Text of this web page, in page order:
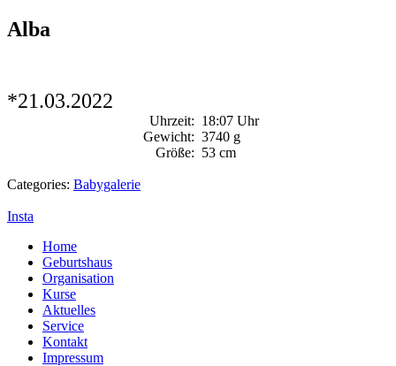
Alba
*21.03.2022
Uhrzeit: 18:07 Uhr
Gewicht: 3740 g
Größe: 53 cm
Categories: Babygalerie
Insta
Home
Geburtshaus
Organisation
Kurse
Aktuelles
Service
Kontakt
Impressum